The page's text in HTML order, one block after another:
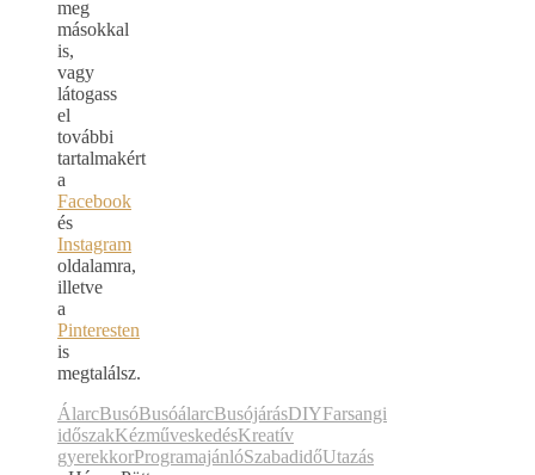
meg
másokkal
is,
vagy
látogass
el
további
tartalmakért
a
Facebook
és
Instagram
oldalamra,
illetve
a
Pinteresten
is
megtalálsz.
ÁlarcBusóBusóálarcBusójárásDIYFarsangi
időszakKézműveskedésKreatív
gyerekkorProgramajánlóSzabadidőUtazás